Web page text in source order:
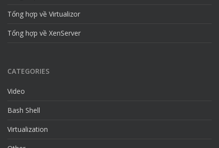
Tổng hợp về Virtualizor
Tổng hợp về XenServer
CATEGORIES
Video
Bash Shell
Virtualization